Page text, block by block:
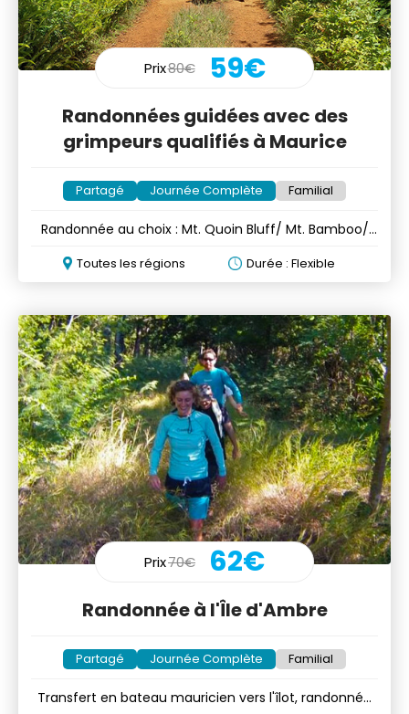
Prix80€ 59€
Randonnées guidées avec des
grimpeurs qualifiés à Maurice
Partagé Journée Complète Familial
Randonnée au choix : Mt. Quoin Bluff/ Mt. Bamboo/
Toutes les régions Durée : Flexible
Prix70€ 62€
Randonnée à l'Île d'Ambre
Partagé Journée Complète Familial
Transfert en bateau mauricien vers l'îlot, randonnée